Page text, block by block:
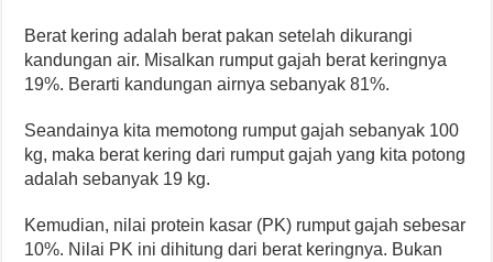
Berat kering adalah berat pakan setelah dikurangi
kandungan air. Misalkan rumput gajah berat keringnya
19%. Berarti kandungan airnya sebanyak 81%.
Seandainya kita memotong rumput gajah sebanyak 100
kg, maka berat kering dari rumput gajah yang kita potong
adalah sebanyak 19 kg.
Kemudian, nilai protein kasar (PK) rumput gajah sebesar
10%. Nilai PK ini dihitung dari berat keringnya. Bukan